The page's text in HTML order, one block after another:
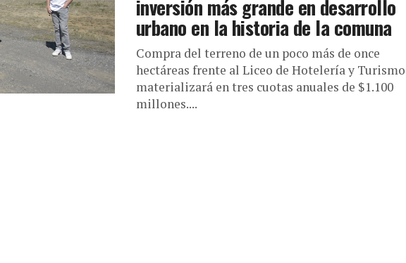
inversión más grande en desarrollo
urbano en la historia de la comuna
Compra del terreno de un poco más de once
hectáreas frente al Liceo de Hotelería y Turismo
materializará en tres cuotas anuales de $1.100
millones....